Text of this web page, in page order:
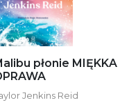
płonie MIĘKKA
Jenkins Reid